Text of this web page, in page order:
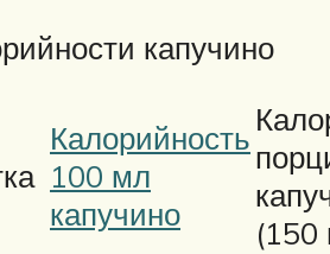
капучино
Калорийность
100 мл
капучино
(150